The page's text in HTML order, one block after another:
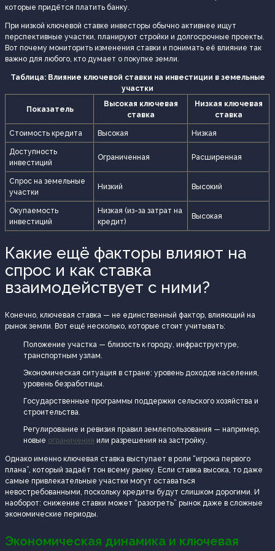
которые придётся платить банку.
При низкой ключевой ставке инвесторы обычно активнее ищут
перспективные участки, планируют стройки и долгосрочные проекты.
Вот почему мониторить изменения ставки и понимать её влияние так
важно для любого, кто думает о покупке земли.
Таблица: Влияние ключевой ставки на инвестиции в земельные
участки
Показатель
Высокая ключевая
ставка
Низкая ключевая
ставка
Стоимость кредита Высокая Низкая
Доступность
инвестиций
Ограниченная Расширенная
Спрос на земельные
участки
Низкий Высокий
Окупаемость
инвестиций
Низкая (из-за затрат на
кредит)
Высокая
Какие ещё факторы влияют на
спрос и как ставка
взаимодействует с ними?
Конечно, ключевая ставка — не единственный фактор, влияющий на
рынок земли. Вот ещё несколько, которые стоит учитывать:
Положение участка — близость к городу, инфраструктуре,
транспортным узлам.
Экономическая ситуация в стране: уровень доходов населения,
уровень безработицы.
Государственные программы поддержки сельского хозяйства и
строительства.
Регулирование и ревизия правил землепользования — например,
новые ограничения или разрешения на застройку.
Однако именно ключевая ставка выступает в роли “игрока первого
плана”, который задаёт тон всему рынку. Если ставка высока, то даже
самые привлекательные участки могут оставаться
невостребованными, поскольку кредиты будут слишком дорогими. И
наоборот: снижение ставки может “разогреть” рынок даже в сложные
экономические периоды.
Экономическая динамика и ключевая